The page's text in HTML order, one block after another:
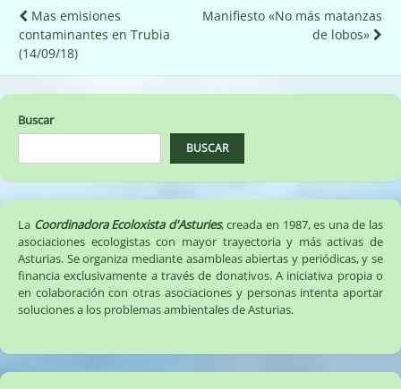
Navegación
de
entradas
Mas emisiones
contaminantes en Trubia
(14/09/18)
Manifiesto «No más matanzas
de lobos»
Buscar
BUSCAR
La Coordinadora Ecoloxista d'Asturies, creada en 1987, es una de las
asociaciones ecologistas con mayor trayectoria y más activas de
Asturias. Se organiza mediante asambleas abiertas y periódicas, y se
financia exclusivamente a través de donativos. A iniciativa propia o
en colaboración con otras asociaciones y personas intenta aportar
soluciones a los problemas ambientales de Asturias.